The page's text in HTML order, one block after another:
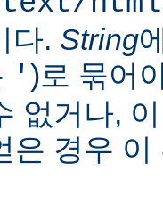
다. String
' )로 묶어
없거나,
은 경우